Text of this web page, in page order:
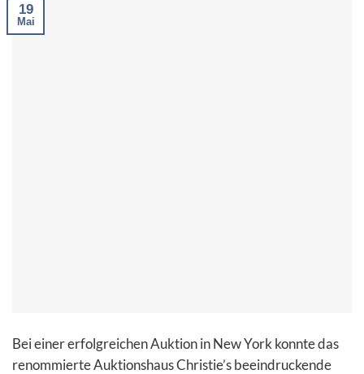
19
Mai
Bei einer erfolgreichen Auktion in New York konnte das
renommierte Auktionshaus Christie’s beeindruckende